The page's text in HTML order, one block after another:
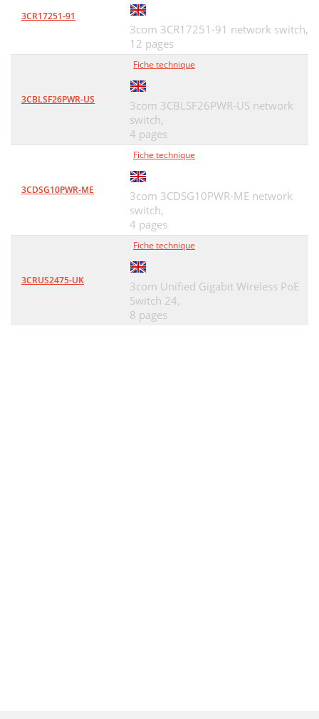
3CR17251-91
3com 3CR17251-91 network switch,
12 pages
3CBLSF26PWR-US
Fiche technique
3com 3CBLSF26PWR-US network
switch,
4 pages
3CDSG10PWR-ME
Fiche technique
3com 3CDSG10PWR-ME network
switch,
4 pages
3CRUS2475-UK
Fiche technique
3com Unified Gigabit Wireless PoE
Switch 24,
8 pages